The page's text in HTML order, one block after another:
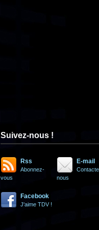
Suivez-nous !
Rss
Abonnez-
vous
E-mail
nous
Facebook
J'aime TDV !